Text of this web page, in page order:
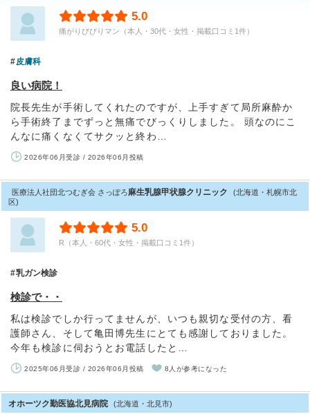
5.0
痛がりびびりマン（本人・30代・女性・掲載口コミ1件）
皮膚科
良い病院！
院長先生が手術してくれたのですが、上手すぎて局所麻酔か
ら手術終了までずっと無痛でびっくりしました。 頭なのにこ
んなに痛くなくてサクッと終わ…
2026年06月受診 / 2026年06月投稿
医療法人社団北つむぎ会 さっぽろ麻生乳腺甲状腺クリニック
(北海道・札幌市北
区)
5.0
R（本人・60代・女性・掲載口コミ1件）
乳ガン検診
検診で・・
私は検診でしか行ってませんが、いつも親切な受付の方、看
護師さん、そして亀田博先生にとても感謝しておりました。
今年も検診に伺おうとお電話したと…
2025年06月受診 / 2026年06月投稿 8人が参考になった
オホーツク勤医協北見病院 (北海道・北見市)